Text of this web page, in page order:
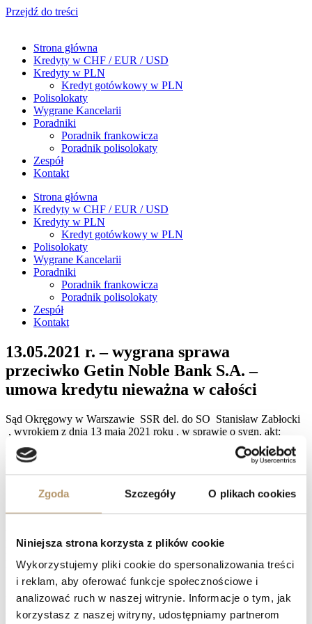
Zgoda Szczegóły O plikach cookies
Niniejsza strona korzysta z plików cookie
Wykorzystujemy pliki cookie do spersonalizowania treści
i reklam, aby oferować funkcje społecznościowe i
analizować ruch w naszej witrynie. Informacje o tym, jak
korzystasz z naszej witryny, udostępniamy partnerom
Przejdź do treści
Strona główna
Kredyty w CHF / EUR / USD
Kredyty w PLN
Kredyt gotówkowy w PLN
Polisolokaty
Wygrane Kancelarii
Poradniki
Poradnik frankowicza
Poradnik polisolokaty
Zespół
Kontakt
Strona główna
Kredyty w CHF / EUR / USD
Kredyty w PLN
Kredyt gotówkowy w PLN
Polisolokaty
Wygrane Kancelarii
Poradniki
Poradnik frankowicza
Poradnik polisolokaty
Zespół
Kontakt
13.05.2021 r. – wygrana sprawa
przeciwko Getin Noble Bank S.A. –
umowa kredytu nieważna w całości
Sąd Okręgowy w Warszawie SSR del. do SO Stanisław Zabłocki
, wyrokiem z dnia 13 maja 2021 roku , w sprawie o sygn. akt:
XXV C 895/19 , ustalił , że umowa o kredyt hipoteczny z 2008 r.
zawarta pomiędzy powodami a poprzednikiem prawnym
kwotę 108 782,34 zł i 10 995,61 CHF wraz z należnymi
listopada 2020 roku , oddala powództwo w pozostałym zakresie,
wyliczenia dla referendarza sądowego.
Zdaniem Sądu umowa kredytu jest nieważna.
Facebook